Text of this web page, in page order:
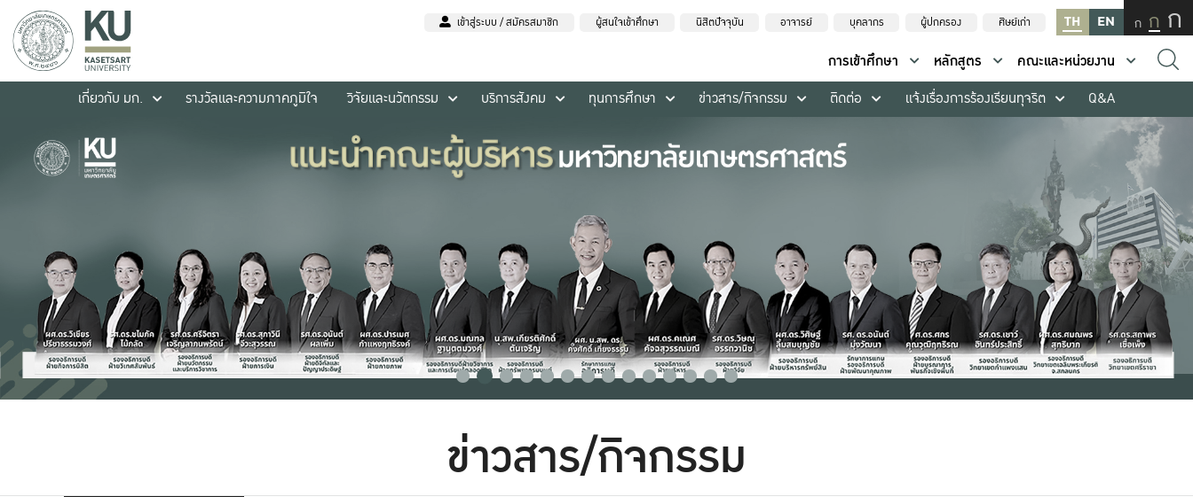
เข้าสู่ระบบ / สมัครสมาชิก ผู้สนใจเข้าศึกษา นิสิตปัจจุบัน อาจารย์ บุคลากร ผู้ปกครอง ศิษย์เก่า TH EN ก ก ก
การเข้าศึกษา หลักสูตร
คณะและหน่วยงาน
เกี่ยวกับ มก.
รางวัลและความภาคภูมิใจ วิจัยและนวัตกรรม บริการสังคม ทุนการศึกษา ข่าวสาร/กิจกรรม ติดต่อ แจ้งเรื่องการร้องเรียนทุจริต Q&A
ข่าวสาร/กิจกรรม